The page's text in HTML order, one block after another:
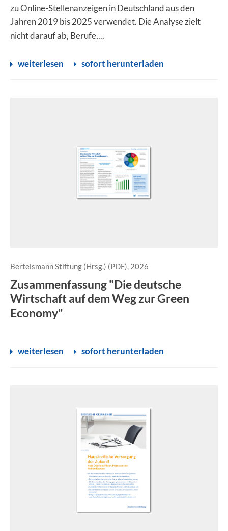
zu Online-Stellenanzeigen in Deutschland aus den
Jahren 2019 bis 2025 verwendet. Die Analyse zielt
nicht darauf ab, Berufe,...
weiterlesen sofort herunterladen
Bertelsmann Stiftung (Hrsg.) (PDF), 2026
Zusammenfassung "Die deutsche
Wirtschaft auf dem Weg zur Green
Economy"
weiterlesen sofort herunterladen